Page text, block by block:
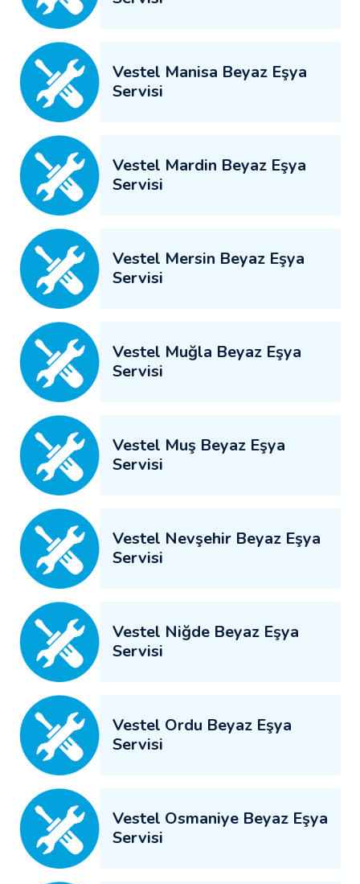
Vestel Manisa Beyaz Eşya
Servisi
Vestel Mardin Beyaz Eşya
Servisi
Vestel Mersin Beyaz Eşya
Servisi
Vestel Muğla Beyaz Eşya
Servisi
Vestel Muş Beyaz Eşya
Servisi
Vestel Nevşehir Beyaz Eşya
Servisi
Vestel Niğde Beyaz Eşya
Servisi
Vestel Ordu Beyaz Eşya
Servisi
Vestel Osmaniye Beyaz Eşya
Servisi